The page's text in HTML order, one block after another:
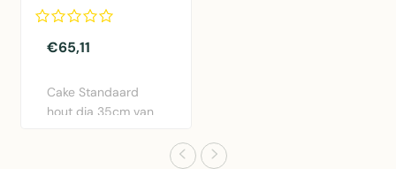
€65,11
Cake Standaard
hout dia 35cm van